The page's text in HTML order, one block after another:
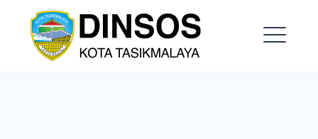
Dinas Sosial Kota
Tasikmalaya